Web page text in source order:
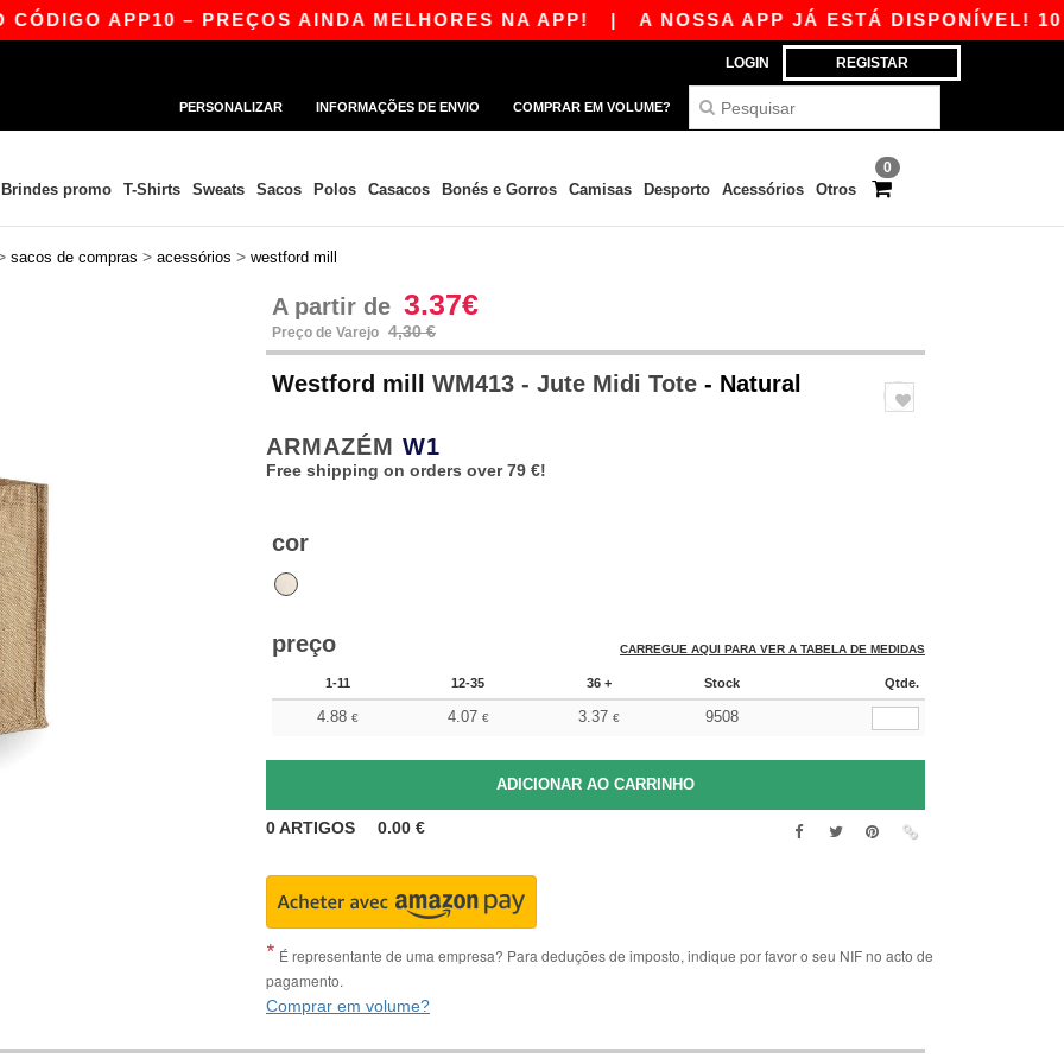
APP10 – PREÇOS AINDA MELHORES NA APP! |A NOSSA APP JÁ ESTÁ DISPONÍVEL! 10 €
LOGIN REGISTAR
PERSONALIZAR INFORMAÇÕES DE ENVIO COMPRAR EM VOLUME?
0
Brindes promo T-Shirts Sweats Sacos Polos Casacos Bonés e Gorros Camisas Desporto Acessórios Otros
sacos de compras > acessórios > westford mill
A partir de 3.37€
Preço de Varejo 4,30 €
Westford mill WM413 - Jute Midi Tote - Natural
ARMAZÉM W1
Free shipping on orders over 79 €!
cor
preço CARREGUE AQUI PARA VER A TABELA DE MEDIDAS
1-11 12-35 36 + Stock Qtde.
4.88 € 4.07 € 3.37 € 9508
0ARTIGOS 0.00 €
É representante de uma empresa? Para deduções de imposto, indique por favor o seu NIF no acto de
pagamento.
Comprar em volume?